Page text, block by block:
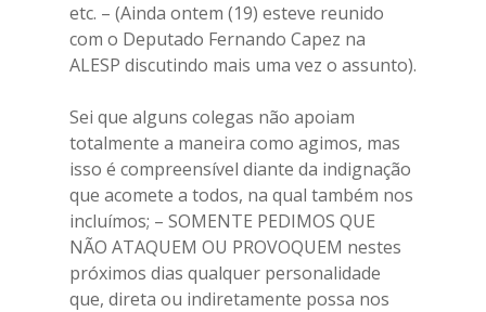
etc. – (Ainda ontem (19) esteve reunido
com o Deputado Fernando Capez na
ALESP discutindo mais uma vez o assunto).
Sei que alguns colegas não apoiam
totalmente a maneira como agimos, mas
isso é compreensível diante da indignação
que acomete a todos, na qual também nos
incluímos; – SOMENTE PEDIMOS QUE
NÃO ATAQUEM OU PROVOQUEM nestes
próximos dias qualquer personalidade
que, direta ou indiretamente possa nos